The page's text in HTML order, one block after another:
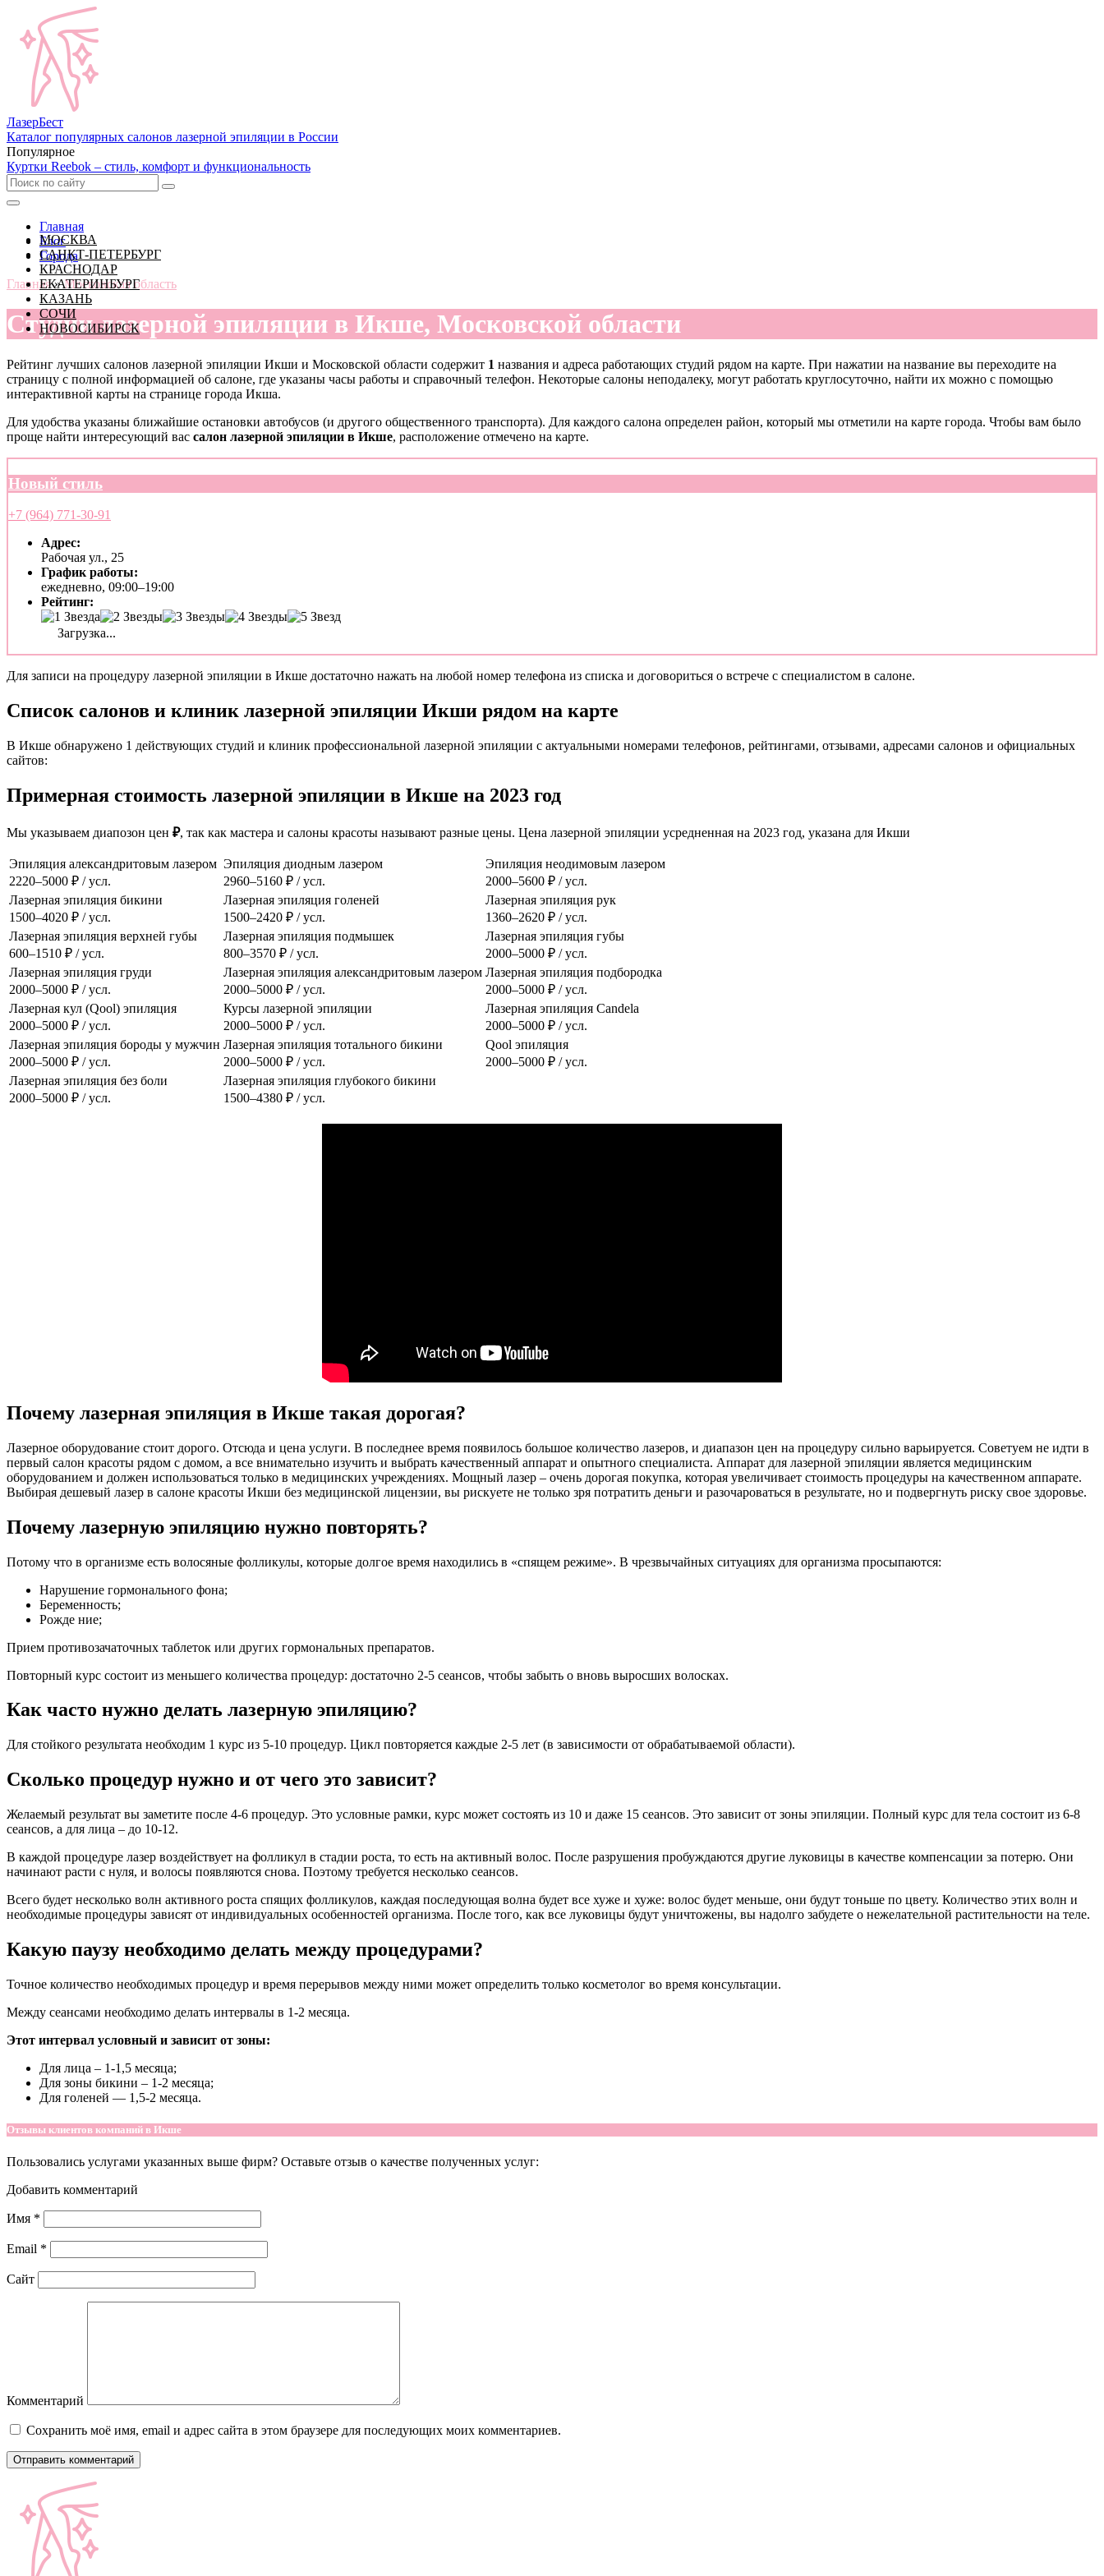
ЛазерБест
Каталог популярных салонов лазерной эпиляции в России
Популярное
Куртки Reebok – стиль, комфорт и функциональность
МОСКВА
САНКТ-ПЕТЕРБУРГ
КРАСНОДАР
ЕКАТЕРИНБУРГ
КАЗАНЬ
СОЧИ
НОВОСИБИРСК
Главная
Блог
Города
Главная » Московская область
Студии лазерной эпиляции в Икше, Московской области
Рейтинг лучших салонов лазерной эпиляции Икши и Московской области содержит 1 названия и адреса работающих студий рядом на карте. При нажатии на название вы переходите на
страницу с полной информацией об салоне, где указаны часы работы и справочный телефон. Некоторые салоны неподалеку, могут работать круглосуточно, найти их можно с помощью
интерактивной карты на странице города Икша.
Для удобства указаны ближайшие остановки автобусов (и другого общественного транспорта). Для каждого салона определен район, который мы отметили на карте города. Чтобы вам было
проще найти интересующий вас салон лазерной эпиляции в Икше, расположение отмечено на карте.
Новый стиль
+7 (964) 771-30-91
Адрес:
Рабочая ул., 25
График работы:
ежедневно, 09:00–19:00
Рейтинг:
Загрузка...
Для записи на процедуру лазерной эпиляции в Икше достаточно нажать на любой номер телефона из списка и договориться о встрече с специалистом в салоне.
Список салонов и клиник лазерной эпиляции Икши рядом на карте
В Икше обнаружено 1 действующих студий и клиник профессиональной лазерной эпиляции с актуальными номерами телефонов, рейтингами, отзывами, адресами салонов и официальных
сайтов:
Примерная стоимость лазерной эпиляции в Икше на 2023 год
Мы указываем диапозон цен ₽, так как мастера и салоны красоты называют разные цены. Цена лазерной эпиляции усредненная на 2023 год, указана для Икши
Эпиляция александритовым лазером
2220–5000 ₽ / усл.
Эпиляция диодным лазером
2960–5160 ₽ / усл.
Эпиляция неодимовым лазером
2000–5600 ₽ / усл.
Лазерная эпиляция бикини
1500–4020 ₽ / усл.
Лазерная эпиляция голеней
1500–2420 ₽ / усл.
Лазерная эпиляция рук
1360–2620 ₽ / усл.
Лазерная эпиляция верхней губы
600–1510 ₽ / усл.
Лазерная эпиляция подмышек
800–3570 ₽ / усл.
Лазерная эпиляция губы
2000–5000 ₽ / усл.
Лазерная эпиляция груди
2000–5000 ₽ / усл.
Лазерная эпиляция александритовым лазером
2000–5000 ₽ / усл.
Лазерная эпиляция подбородка
2000–5000 ₽ / усл.
Лазерная кул (Qool) эпиляция
2000–5000 ₽ / усл.
Курсы лазерной эпиляции
2000–5000 ₽ / усл.
Лазерная эпиляция Candela
2000–5000 ₽ / усл.
Лазерная эпиляция бороды у мужчин
2000–5000 ₽ / усл.
Лазерная эпиляция тотального бикини
2000–5000 ₽ / усл.
Qool эпиляция
2000–5000 ₽ / усл.
Лазерная эпиляция без боли
2000–5000 ₽ / усл.
Лазерная эпиляция глубокого бикини
1500–4380 ₽ / усл.
Почему лазерная эпиляция в Икше такая дорогая?
Лазерное оборудование стоит дорого. Отсюда и цена услуги. В последнее время появилось большое количество лазеров, и диапазон цен на процедуру сильно варьируется. Советуем не идти в
первый салон красоты рядом с домом, а все внимательно изучить и выбрать качественный аппарат и опытного специалиста. Аппарат для лазерной эпиляции является медицинским
оборудованием и должен использоваться только в медицинских учреждениях. Мощный лазер – очень дорогая покупка, которая увеличивает стоимость процедуры на качественном аппарате.
Выбирая дешевый лазер в салоне красоты Икши без медицинской лицензии, вы рискуете не только зря потратить деньги и разочароваться в результате, но и подвергнуть риску свое здоровье.
Почему лазерную эпиляцию нужно повторять?
Потому что в организме есть волосяные фолликулы, которые долгое время находились в «спящем режиме». В чрезвычайных ситуациях для организма просыпаются:
Нарушение гормонального фона;
Беременность;
Рожде ние;
Прием противозачаточных таблеток или других гормональных препаратов.
Повторный курс состоит из меньшего количества процедур: достаточно 2-5 сеансов, чтобы забыть о вновь выросших волосках.
Как часто нужно делать лазерную эпиляцию?
Для стойкого результата необходим 1 курс из 5-10 процедур. Цикл повторяется каждые 2-5 лет (в зависимости от обрабатываемой области).
Сколько процедур нужно и от чего это зависит?
Желаемый результат вы заметите после 4-6 процедур. Это условные рамки, курс может состоять из 10 и даже 15 сеансов. Это зависит от зоны эпиляции. Полный курс для тела состоит из 6-8
сеансов, а для лица – до 10-12.
В каждой процедуре лазер воздействует на фолликул в стадии роста, то есть на активный волос. После разрушения пробуждаются другие луковицы в качестве компенсации за потерю. Они
начинают расти с нуля, и волосы появляются снова. Поэтому требуется несколько сеансов.
Всего будет несколько волн активного роста спящих фолликулов, каждая последующая волна будет все хуже и хуже: волос будет меньше, они будут тоньше по цвету. Количество этих волн и
необходимые процедуры зависят от индивидуальных особенностей организма. После того, как все луковицы будут уничтожены, вы надолго забудете о нежелательной растительности на теле.
Какую паузу необходимо делать между процедурами?
Точное количество необходимых процедур и время перерывов между ними может определить только косметолог во время консультации.
Между сеансами необходимо делать интервалы в 1-2 месяца.
Этот интервал условный и зависит от зоны:
Для лица – 1-1,5 месяца;
Для зоны бикини – 1-2 месяца;
Для голеней — 1,5-2 месяца.
Отзывы клиентов компаний в Икше
Пользовались услугами указанных выше фирм? Оставьте отзыв о качестве полученных услуг:
Добавить комментарий
Имя *
Email *
Сайт
Комментарий
Сохранить моё имя, email и адрес сайта в этом браузере для последующих моих комментариев.